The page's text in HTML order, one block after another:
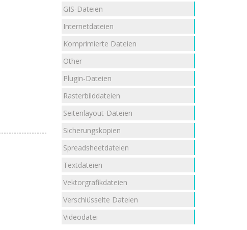
GIS-Dateien
Internetdateien
Komprimierte Dateien
Other
Plugin-Dateien
Rasterbilddateien
Seitenlayout-Dateien
Sicherungskopien
Spreadsheetdateien
Textdateien
Vektorgrafikdateien
Verschlüsselte Dateien
Videodatei